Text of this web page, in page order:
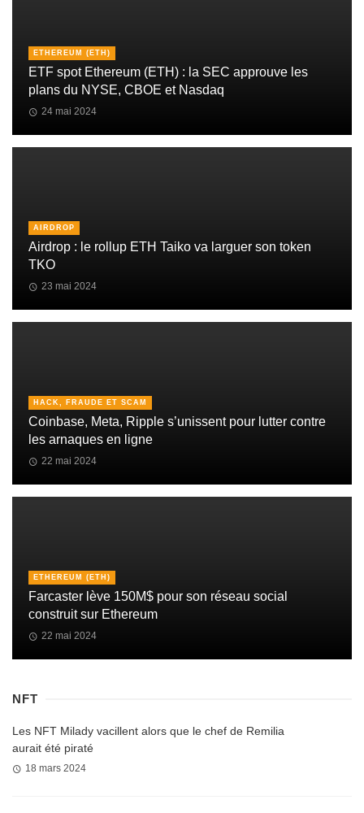
ETHEREUM (ETH)
ETF spot Ethereum (ETH) : la SEC approuve les
plans du NYSE, CBOE et Nasdaq
24 mai 2024
AIRDROP
Airdrop : le rollup ETH Taiko va larguer son token
TKO
23 mai 2024
HACK, FRAUDE ET SCAM
Coinbase, Meta, Ripple s’unissent pour lutter contre
les arnaques en ligne
22 mai 2024
ETHEREUM (ETH)
Farcaster lève 150M$ pour son réseau social
construit sur Ethereum
22 mai 2024
NFT
Les NFT Milady vacillent alors que le chef de Remilia
aurait été piraté
18 mars 2024